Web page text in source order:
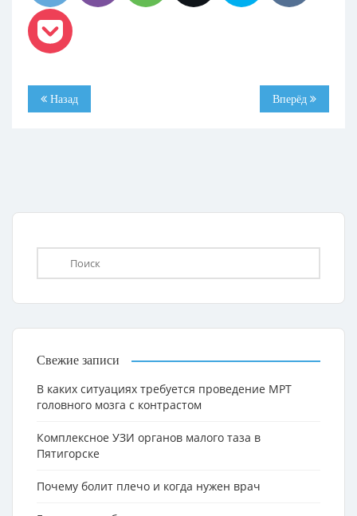
Назад Вперёд
Свежие записи
В каких ситуациях требуется проведение МРТ
головного мозга с контрастом
Комплексное УЗИ органов малого таза в
Пятигорске
Почему болит плечо и когда нужен врач